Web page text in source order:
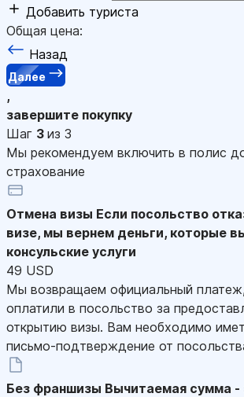
Добавить туриста
Общая цена:
Назад
Далее
,
завершите покупку
Шаг 3 из 3
Мы рекомендуем включить в полис
страхование
Отмена визы Если посольство
визе, мы вернем деньги, которые
консульские услуги
49 USD
Мы возвращаем официальный
оплатили в посольство за
открытию визы. Вам необходимо
письмо-подтверждение от
Без франшизы Вычитаемая сумма -